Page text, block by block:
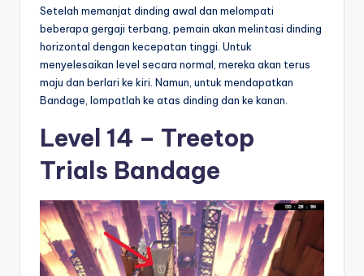
Setelah memanjat dinding awal dan melompati
beberapa gergaji terbang, pemain akan melintasi dinding
horizontal dengan kecepatan tinggi. Untuk
menyelesaikan level secara normal, mereka akan terus
maju dan berlari ke kiri. Namun, untuk mendapatkan
Bandage, lompatlah ke atas dinding dan ke kanan.
Level 14 – Treetop
Trials Bandage